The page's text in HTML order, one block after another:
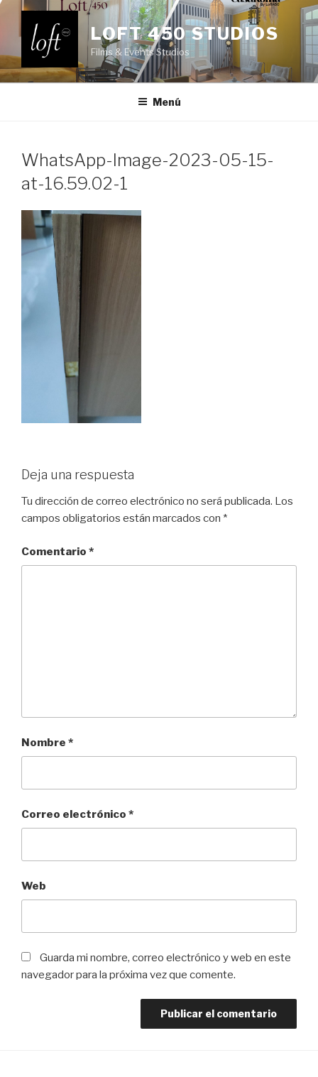
Saltar
contenido
LOFT 450 STUDIOS
Films & Events Studios
Menú
WhatsApp-Image-2023-05-15-
at-16.59.02-1
Deja una respuesta
Tu dirección de correo electrónico no será publicada. Los
campos obligatorios están marcados con *
Comentario *
Nombre *
Correo electrónico *
Web
Guarda mi nombre, correo electrónico y web en este
navegador para la próxima vez que comente.